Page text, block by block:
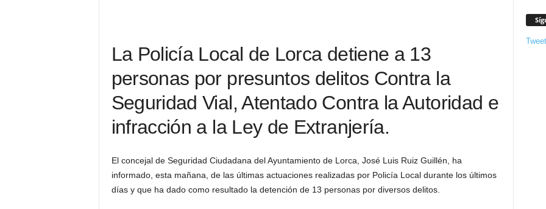
La Policía Local de Lorca detiene a 13
personas por presuntos delitos Contra la
Seguridad Vial, Atentado Contra la Autoridad e
infracción a la Ley de Extranjería.
El concejal de Seguridad Ciudadana del Ayuntamiento de Lorca, José Luis Ruiz Guillén, ha
informado, esta mañana, de las últimas actuaciones realizadas por Policía Local durante los últimos
días y que ha dado como resultado la detención de 13 personas por diversos delitos.